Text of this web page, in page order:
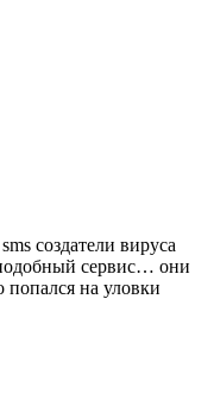
создатели вируса
сервис… они
попался на уловки